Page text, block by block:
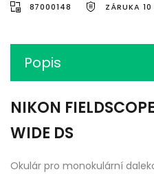
87000148 ZÁRUKA 10
Popis
NIKON
WIDE DS
Okulár pro monokulární